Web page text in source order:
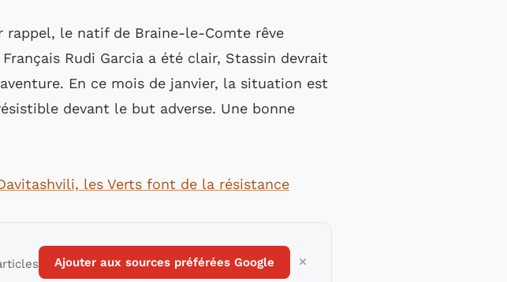
rappel, le natif de Braine-le-Comte rêve
Rudi Garcia a été clair, Stassin devrait
En ce mois de janvier, la situation est
devant le but adverse. Une bonne
les Verts font de la résistance
Ajouter aux sources préférées Google